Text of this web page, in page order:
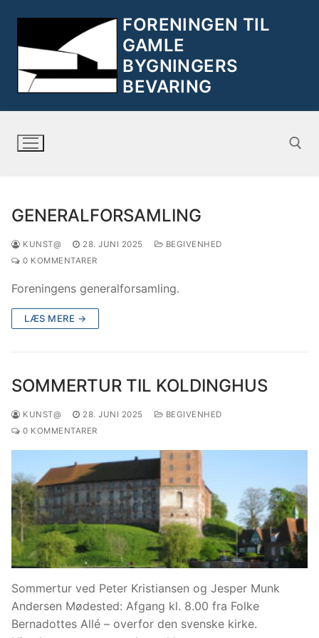
FORENINGEN TIL
GAMLE
BYGNINGERS
BEVARING
GENERALFORSAMLING
KUNST@ 28. JUNI 2025
BEGIVENHED
0 KOMMENTARER
Foreningens generalforsamling.
LÆS MERE →
SOMMERTUR TIL KOLDINGHUS
KUNST@ 28. JUNI 2025
BEGIVENHED
0 KOMMENTARER
Sommertur ved Peter Kristiansen og Jesper Munk
Andersen Mødested: Afgang kl. 8.00 fra Folke
Bernadottes Allé – overfor den svenske kirke.